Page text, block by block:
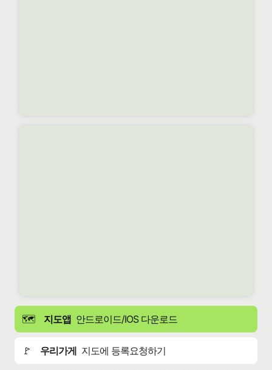
🗺️ 지도앱 안드로이드/IOS 다운로드
🚩 우리가게 지도에 등록요청하기